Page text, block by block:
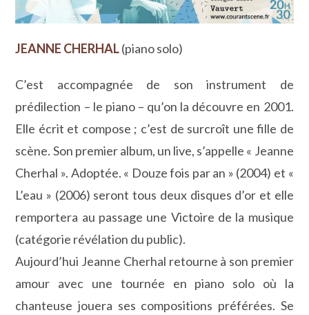
JEANNE CHERHAL(piano solo)
C’est accompagnée de son instrument de
prédilection – le piano – qu’on la découvre en 2001.
Elle écrit et compose ; c’est de surcroît une fille de
scène. Son premier album, un live, s’appelle « Jeanne
Cherhal ». Adoptée. « Douze fois par an » (2004) et «
L’eau » (2006) seront tous deux disques d’or et elle
remportera au passage une Victoire de la musique
(catégorie révélation du public).
Aujourd’hui Jeanne Cherhal retourne à son premier
amour avec une tournée en piano solo où la
chanteuse jouera ses compositions préférées. Se